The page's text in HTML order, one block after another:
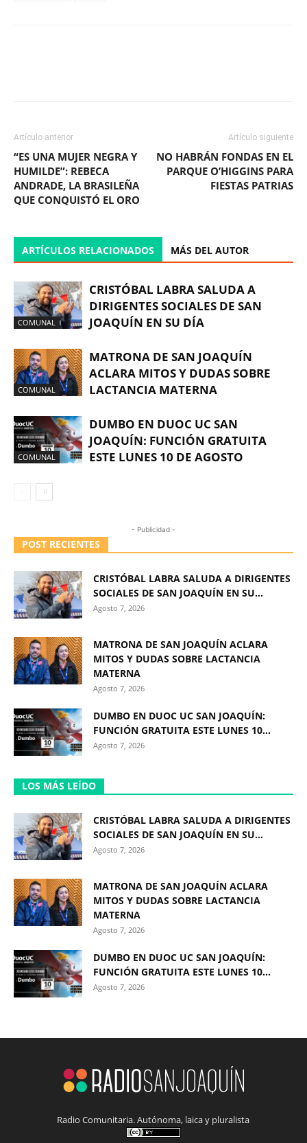
Artículo anterior
“ES UNA MUJER NEGRA Y
HUMILDE”: REBECA
ANDRADE, LA BRASILEÑA
QUE CONQUISTÓ EL ORO
Artículo siguiente
NO HABRÁN FONDAS EN EL
PARQUE O’HIGGINS PARA
FIESTAS PATRIAS
ARTÍCULOS RELACIONADOS MÁS DEL AUTOR
COMUNAL
CRISTÓBAL LABRA SALUDA A
DIRIGENTES SOCIALES DE SAN
JOAQUÍN EN SU DÍA
COMUNAL
MATRONA DE SAN JOAQUÍN
ACLARA MITOS Y DUDAS SOBRE
LACTANCIA MATERNA
COMUNAL
DUMBO EN DUOC UC SAN
JOAQUÍN: FUNCIÓN GRATUITA
ESTE LUNES 10 DE AGOSTO
- Publicidad -
POST RECIENTES
CRISTÓBAL LABRA SALUDA A DIRIGENTES
SOCIALES DE SAN JOAQUÍN EN SU...
Agosto 7, 2026
MATRONA DE SAN JOAQUÍN ACLARA
MITOS Y DUDAS SOBRE LACTANCIA
MATERNA
Agosto 7, 2026
DUMBO EN DUOC UC SAN JOAQUÍN:
FUNCIÓN GRATUITA ESTE LUNES 10...
Agosto 7, 2026
LOS MÁS LEÍDO
CRISTÓBAL LABRA SALUDA A DIRIGENTES
SOCIALES DE SAN JOAQUÍN EN SU...
Agosto 7, 2026
MATRONA DE SAN JOAQUÍN ACLARA
MITOS Y DUDAS SOBRE LACTANCIA
MATERNA
Agosto 7, 2026
DUMBO EN DUOC UC SAN JOAQUÍN:
FUNCIÓN GRATUITA ESTE LUNES 10...
Agosto 7, 2026
Radio Comunitaria. Autónoma, laica y pluralista